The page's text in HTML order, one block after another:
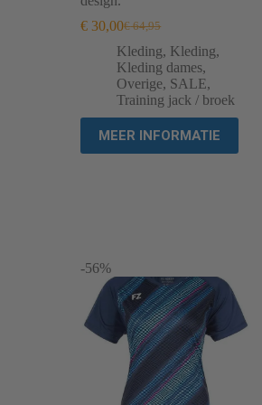
€64,95
Oorspronkelijke
prijs
was:
€ 64,95.
€ 30,00Huidige
prijs
is:
€ 30,00.
Kleding, Kleding,
Kleding dames,
Overige, SALE,
Training jack / broek
MEER INFORMATIE
-56%